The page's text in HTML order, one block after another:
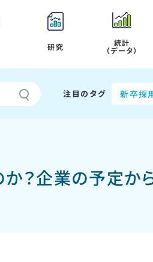
研究 統計
（データ）
注目のタグ 新卒採
？企業の予定か